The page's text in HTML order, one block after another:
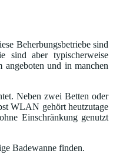
Beherbungsbetriebe sind
sind aber typischerweise
und in manchen
Neben zwei Betten oder
WLAN gehört heutzutage
Einschränkung genutzt
Badewanne finden.